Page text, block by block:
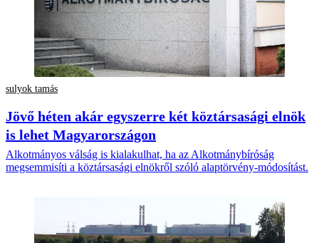
sulyok tamás
Jövő héten akár egyszerre két köztársasági elnök
is lehet Magyarországon
Alkotmányos válság is kialakulhat, ha az Alkotmánybíróság
megsemmisíti a köztársasági elnökről szóló alaptörvény-módosítást.